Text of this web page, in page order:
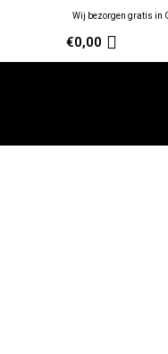
Wij bezorgen gratis in
€0,00